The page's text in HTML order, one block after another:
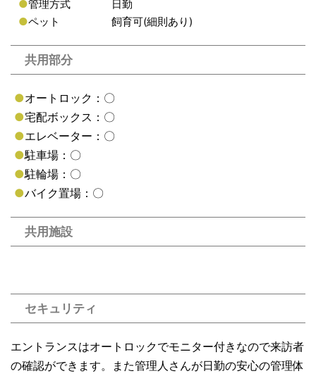
●管理方式
日勤
●ペット 飼育可(細則あり)
共用部分
●オートロック：〇
●宅配ボックス：〇
●エレベーター：〇
●駐車場：〇
●駐輪場：〇
●バイク置場：〇
共用施設
セキュリティ
エントランスはオートロックでモニター付きなので来訪者
の確認ができます。また管理人さんが日勤の安心の管理体